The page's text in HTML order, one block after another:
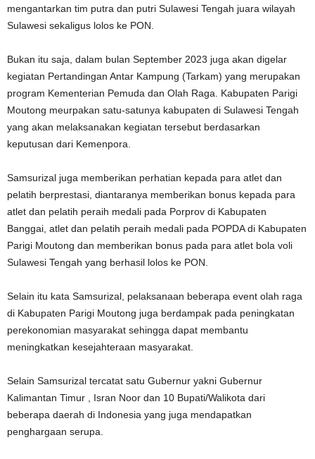
mengantarkan tim putra dan putri Sulawesi Tengah juara wilayah
Sulawesi sekaligus lolos ke PON.
Bukan itu saja, dalam bulan September 2023 juga akan digelar
kegiatan Pertandingan Antar Kampung (Tarkam) yang merupakan
program Kementerian Pemuda dan Olah Raga. Kabupaten Parigi
Moutong meurpakan satu-satunya kabupaten di Sulawesi Tengah
yang akan melaksanakan kegiatan tersebut berdasarkan
keputusan dari Kemenpora.
Samsurizal juga memberikan perhatian kepada para atlet dan
pelatih berprestasi, diantaranya memberikan bonus kepada para
atlet dan pelatih peraih medali pada Porprov di Kabupaten
Banggai, atlet dan pelatih peraih medali pada POPDA di Kabupaten
Parigi Moutong dan memberikan bonus pada para atlet bola voli
Sulawesi Tengah yang berhasil lolos ke PON.
Selain itu kata Samsurizal, pelaksanaan beberapa event olah raga
di Kabupaten Parigi Moutong juga berdampak pada peningkatan
perekonomian masyarakat sehingga dapat membantu
meningkatkan kesejahteraan masyarakat.
Selain Samsurizal tercatat satu Gubernur yakni Gubernur
Kalimantan Timur , Isran Noor dan 10 Bupati/Walikota dari
beberapa daerah di Indonesia yang juga mendapatkan
penghargaan serupa.